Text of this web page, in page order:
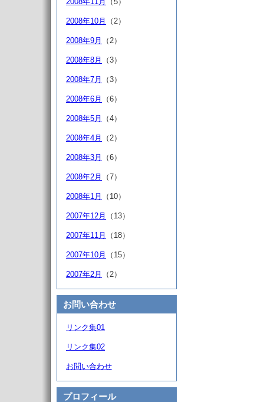
2008年10月 （2）
2008年9月 （2）
2008年8月 （3）
2008年7月 （3）
2008年6月 （6）
2008年5月 （4）
2008年4月 （2）
2008年3月 （6）
2008年2月 （7）
2008年1月 （10）
2007年12月 （13）
2007年11月 （18）
2007年10月 （15）
2007年2月 （2）
お問い合わせ
リンク集01
リンク集02
お問い合わせ
プロフィール